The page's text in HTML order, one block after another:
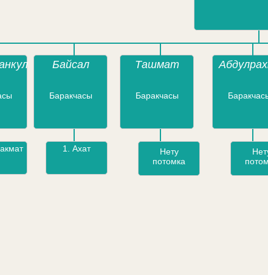
Байсал
Баракчасы
1. Ахат
Ташмат
Баракчасы
Нету
потомка